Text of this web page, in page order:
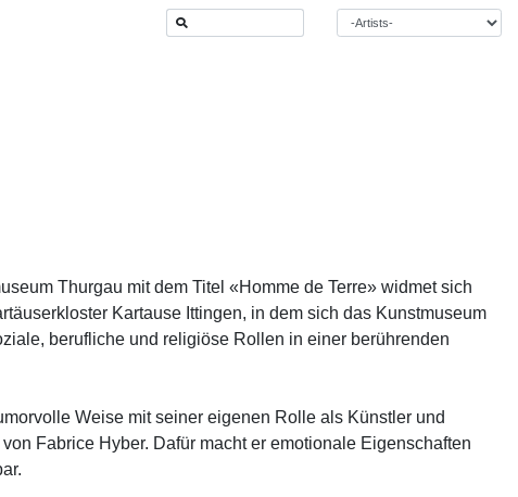
Thurgau mit dem Titel «Homme de Terre» widmet sich
Kartause Ittingen, in dem sich das Kunstmuseum
berufliche und religiöse Rollen in einer berührenden
Weise mit seiner eigenen Rolle als Künstler und
Fabrice Hyber. Dafür macht er emotionale Eigenschaften